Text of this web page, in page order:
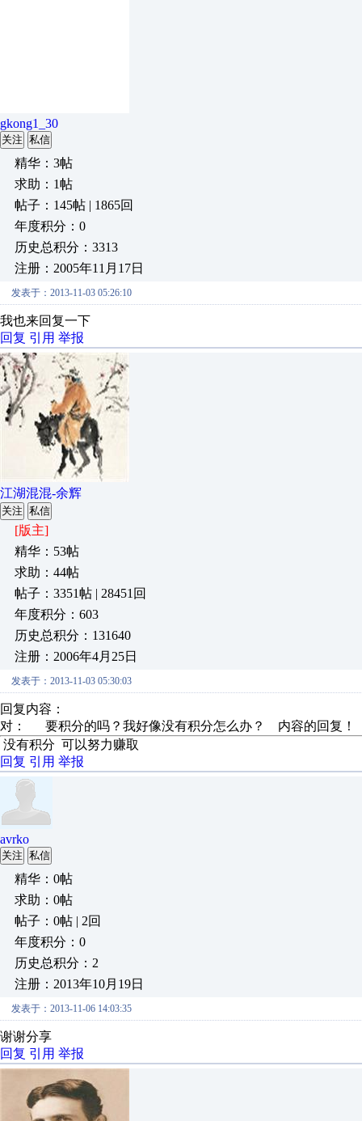
gkong1_30
关注 私信
精华：3帖
求助：1帖
帖子：145帖 | 1865回
年度积分：0
历史总积分：3313
注册：2005年11月17日
发表于：2013-11-03 05:26:10
我也来回复一下
回复 引用 举报
江湖混混-余辉
关注 私信
[版主]
精华：53帖
求助：44帖
帖子：3351帖 | 28451回
年度积分：603
历史总积分：131640
注册：2006年4月25日
发表于：2013-11-03 05:30:03
回复内容：
对：
要积分的吗？我好像没有积分怎么办？ 内容的回复！
没有积分 可以努力赚取
回复 引用 举报
avrko
关注 私信
精华：0帖
求助：0帖
帖子：0帖 | 2回
年度积分：0
历史总积分：2
注册：2013年10月19日
发表于：2013-11-06 14:03:35
谢谢分享
回复 引用 举报